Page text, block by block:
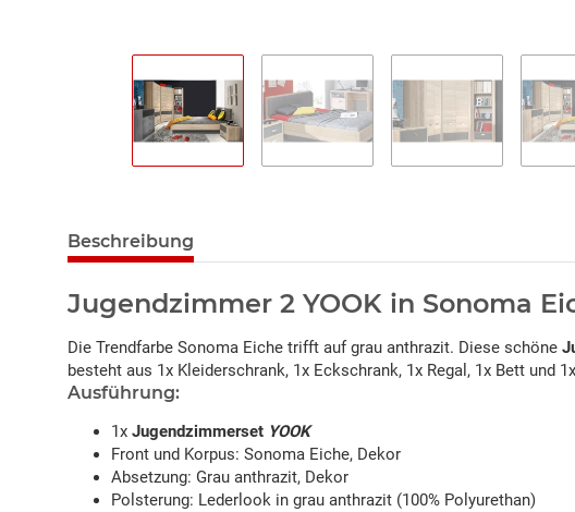
Beschreibung
Jugendzimmer 2 YOOK in Sonoma
Die Trendfarbe Sonoma Eiche trifft auf grau anthrazit. Diese schöne
besteht aus 1x Kleiderschrank, 1x Eckschrank, 1x Regal, 1x Bett
Ausführung:
1x Jugendzimmerset YOOK
Front und Korpus: Sonoma Eiche, Dekor
Absetzung: Grau anthrazit, Dekor
Polsterung: Lederlook in grau anthrazit (100% Polyurethan)